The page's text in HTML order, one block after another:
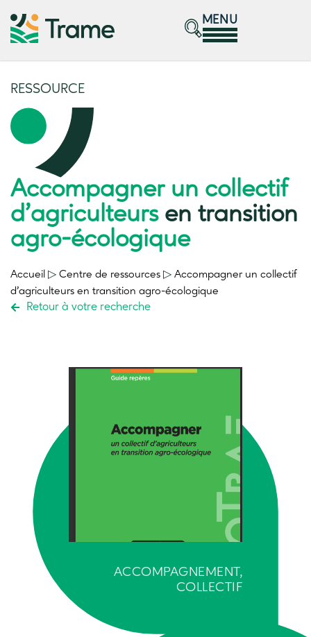
MENU
RESSOURCE
Accompagner un collectif
d’agriculteursen transition
agro-écologique
Accueil ▷ Centre de ressources ▷ Accompagner un collectif
d’agriculteurs en transition agro-écologique
Retour à votre recherche
ACCOMPAGNEMENT,
COLLECTIF